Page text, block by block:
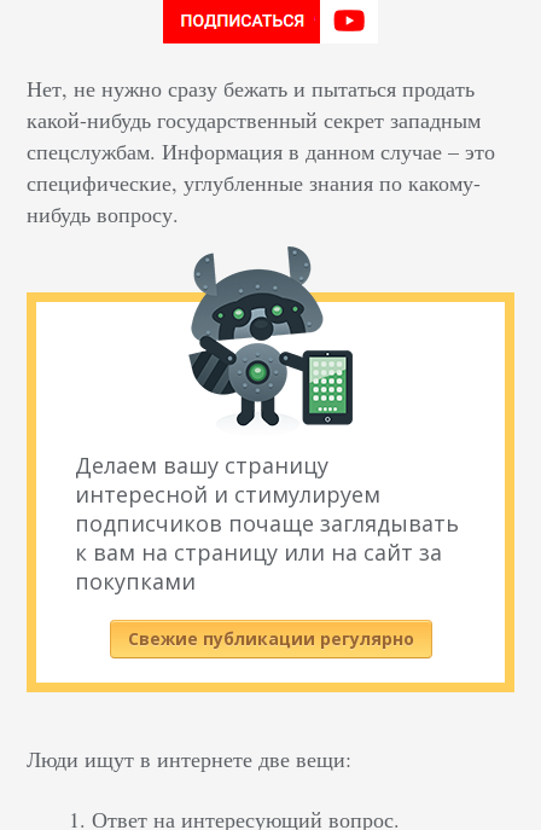
Нет, не нужно сразу бежать и пытаться продать
какой-нибудь государственный секрет западным
спецслужбам. Информация в данном случае – это
специфические, углубленные знания по какому-
нибудь вопросу.
Делаем вашу страницу
интересной и стимулируем
подписчиков почаще заглядывать
к вам на страницу или на сайт за
покупками
Свежие публикации регулярно
Люди ищут в интернете две вещи:
Ответ на интересующий вопрос.